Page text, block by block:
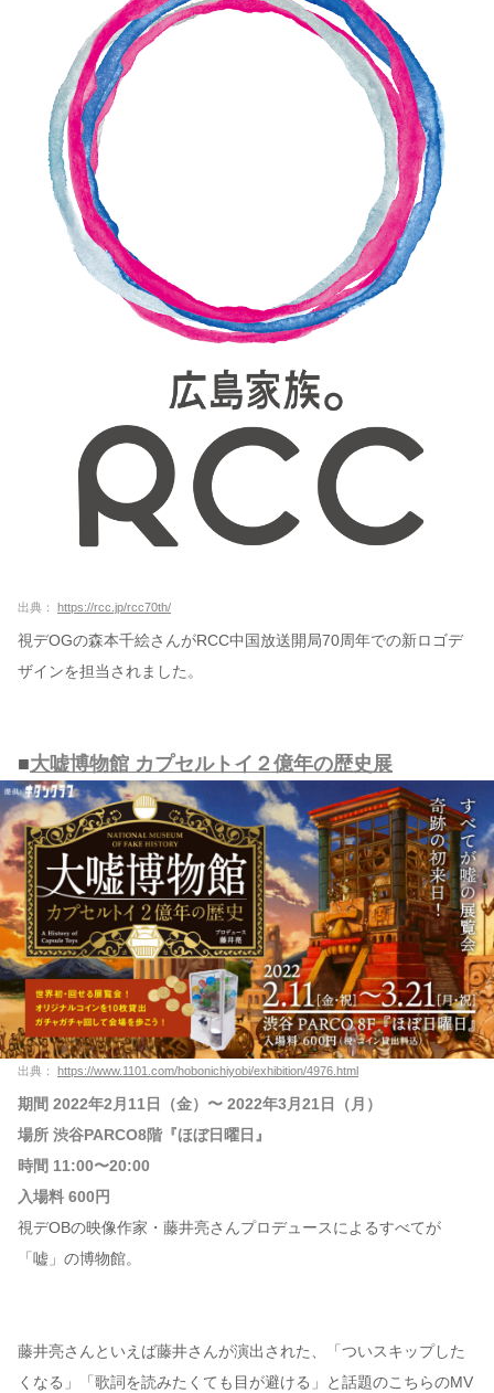
出典： https://rcc.jp/rcc70th/
視デOGの森本千絵さんがRCC中国放送開局70周年での新ロゴデ
ザインを担当されました。
■大嘘博物館 カプセルトイ２億年の歴史展
出典： https://www.1101.com/hobonichiyobi/exhibition/4976.html
期間 2022年2月11日（金）〜 2022年3月21日（月）
場所 渋谷PARCO8階『ほぼ日曜日』
時間 11:00〜20:00
入場料 600円
視デOBの映像作家・藤井亮さんプロデュースによるすべてが
「嘘」の博物館。
藤井亮さんといえば藤井さんが演出された、「ついスキップした
くなる」「歌詞を読みたくても目が避ける」と話題のこちらのMV